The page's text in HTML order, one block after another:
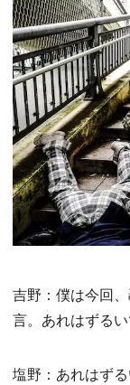
吉野：僕は今回
言。あれはずるい
塩野：あれはずる